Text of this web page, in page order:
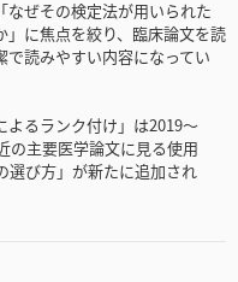
なぜその検定法が用いられた
に焦点を絞り、臨床論文を読
読みやすい内容になってい
るランク付け」は2019～
の主要医学論文に見る使用
選び方」が新たに追加され